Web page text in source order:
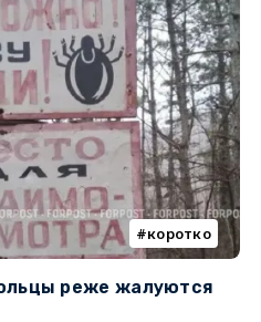
коротко
реже жалуются